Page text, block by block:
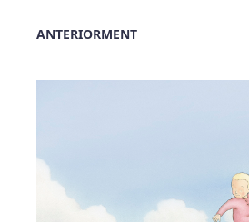
ANTERIORMENT